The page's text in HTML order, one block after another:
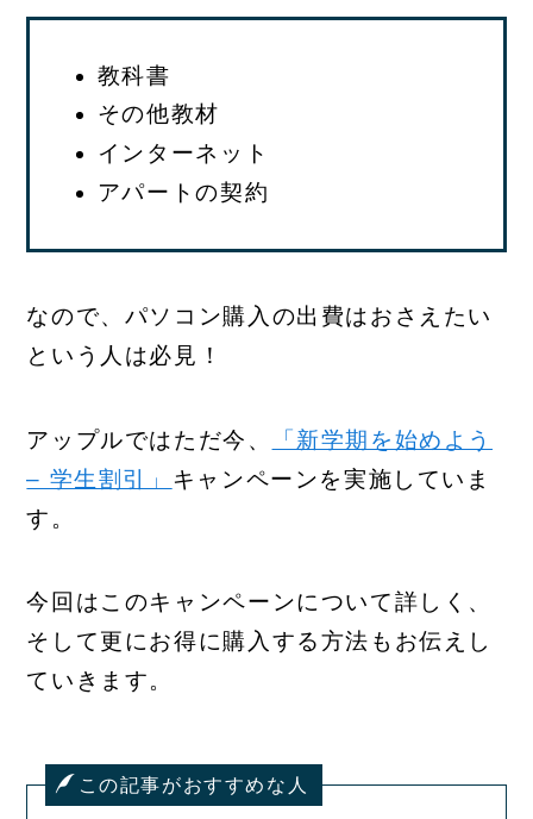
教科書
その他教材
インターネット
アパートの契約
なので、パソコン購入の出費はおさえたい
という人は必見！
アップルではただ今、
「新学期を始めよう
– 学生割引」
キャンペーンを実施していま
す。
今回はこのキャンペーンについて詳しく、
そして更にお得に購入する方法もお伝えし
ていきます。
この記事がおすすめな人